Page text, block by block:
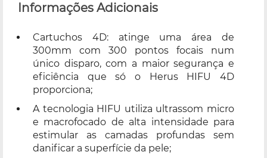
Informações Adicionais
Cartuchos 4D: atinge uma área de
300mm com 300 pontos focais num
único disparo, com a maior segurança e
eficiência que só o Herus HIFU 4D
proporciona;
A tecnologia HIFU utiliza ultrassom micro
e macrofocado de alta intensidade para
estimular as camadas profundas sem
danificar a superfície da pele;